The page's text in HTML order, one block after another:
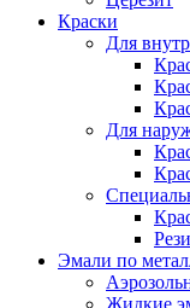
Краски
Для
Для
Эмали по
Жидкие